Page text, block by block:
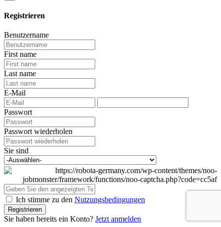
Registrieren
Benutzername
First name
Last name
E-Mail
Passwort
Passwort wiederholen
Sie sind
Ich stimme zu den Nutzungsbedingungen
Registrieren
Sie haben bereits ein Konto? Jetzt anmelden